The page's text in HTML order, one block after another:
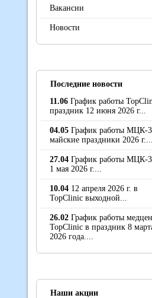
Вакансии
Новости
Последние новости
11.06 График работы
праздник 12 июня 2026 г...
04.05 График работы МЦК-
майские праздники 2026 г....
27.04 График работы МЦК-
1 мая 2026 г....
10.04 12 апреля 2026 г. в
TopClinic выходной...
26.02 График работы
TopClinic в праздник 8
2026 года....
Наши акции